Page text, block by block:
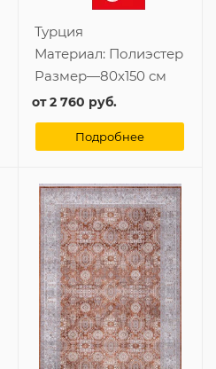
Турция
Материал: Полиэстер
Размер—80x150 см
от2 760 руб.
Подробнее